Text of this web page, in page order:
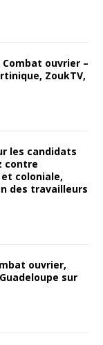
Combat ouvrier –
ZoukTV,
les candidats
contre
coloniale,
des travailleurs
ouvrier,
sur